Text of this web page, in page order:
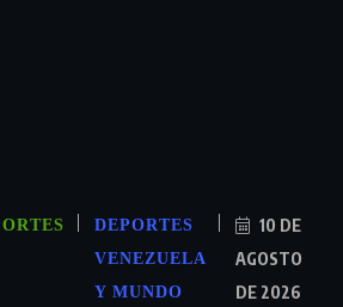
DEPORTES
VENEZUELA
Y MUNDO
10 DE
AGOSTO
DE 2026